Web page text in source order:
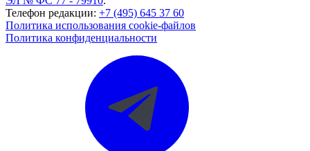
Телефон редакции: +7 (495) 645 37 60
Политика использования cookie-файлов
Политика конфиденциальности